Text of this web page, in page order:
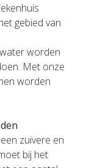
gebied van
worden
Met onze
worden
zuivere en
bij het